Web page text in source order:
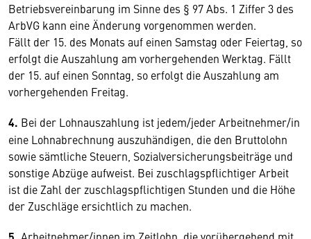
Betriebsvereinbarung im Sinne des § 97 Abs. 1 Ziffer 3 des
ArbVG kann eine Änderung vorgenommen werden.
Fällt der 15. des Monats auf einen Samstag oder Feiertag, so
erfolgt die Auszahlung am vorhergehenden Werktag. Fällt
der 15. auf einen Sonntag, so erfolgt die Auszahlung am
vorhergehenden Freitag.
4. Bei der Lohnauszahlung ist jedem/jeder Arbeitnehmer/in
eine Lohnabrechnung auszuhändigen, die den Bruttolohn
sowie sämtliche Steuern, Sozialversicherungsbeiträge und
sonstige Abzüge aufweist. Bei zuschlagspflichtiger Arbeit
ist die Zahl der zuschlagspflichtigen Stunden und die Höhe
der Zuschläge ersichtlich zu machen.